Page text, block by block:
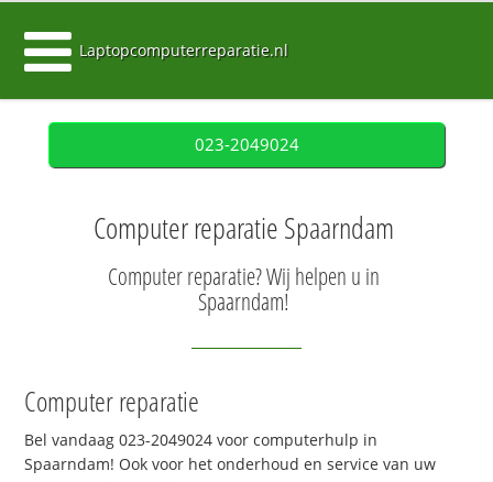
Laptopcomputerreparatie.nl
023-2049024
Computer reparatie Spaarndam
Computer reparatie? Wij helpen u in
Spaarndam!
Computer reparatie
Bel vandaag 023-2049024 voor computerhulp in
Spaarndam! Ook voor het onderhoud en service van uw